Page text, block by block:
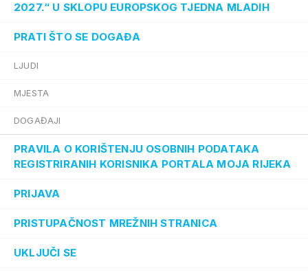
2027.“ U SKLOPU EUROPSKOG TJEDNA MLADIH
PRATI ŠTO SE DOGAĐA
LJUDI
MJESTA
DOGAĐAJI
PRAVILA O KORIŠTENJU OSOBNIH PODATAKA
REGISTRIRANIH KORISNIKA PORTALA MOJA RIJEKA
PRIJAVA
PRISTUPAČNOST MREŽNIH STRANICA
UKLJUČI SE